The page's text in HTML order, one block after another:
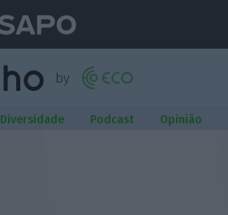
Diversidade Podcast Opinião